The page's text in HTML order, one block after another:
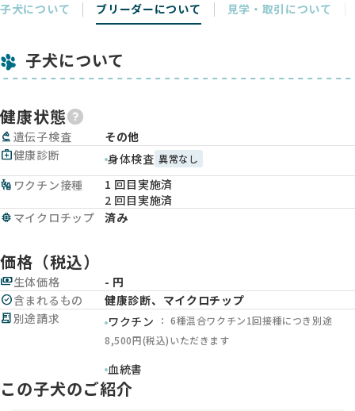
子犬について ブリーダーについて 見学・取引について
子犬について
健康状態
biotech 遺伝子検査
その他
medical_services健康診断 身体検査 異常なし
vaccines ワクチン接種
1 回目実施済
2 回目実施済
memory マイクロチップ 済み
価格（税込）
payments生体価格
- 円
check_circle含まれるもの
健康診断、マイクロチップ
receipt_long 別途請求 ワクチン
： 6種混合ワクチン1回接種につき別途
8,500円(税込)いただきます
血統書
この子犬のご紹介